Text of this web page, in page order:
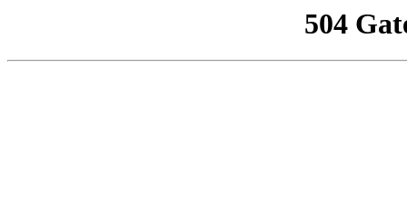
504